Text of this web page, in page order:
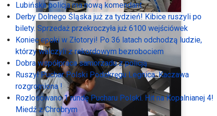
Lubińska policja ma nową komendant
Derby Dolnego Śląska już za tydzień! Kibice ruszyli po
bilety. Sprzedaż przekroczyła już 6100 wejściówek
Koniec epoki w Złotoryi! Po 36 latach odchodzą ludzie,
którzy walczyli z rekordowym bezrobociem
Dobra współpraca samorzadu z policją
Ruszył Puchar Polski Podokręgu Legnica. Kaczawa
rozgromiona !
Rozlosowano 1 rundę Pucharu Polski. Hit na Kopalnianej 4!
Miedź z Chrobrym